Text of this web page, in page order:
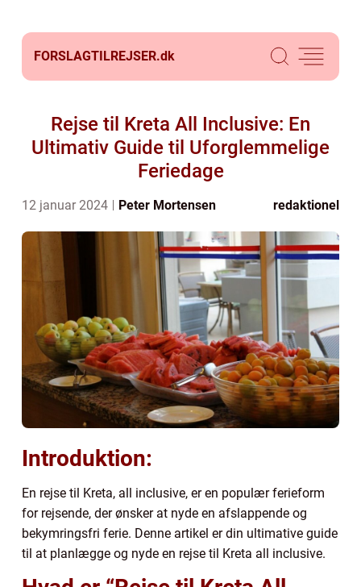
FORSLAGTILREJSER.dk
Rejse til Kreta All Inclusive: En
Ultimativ Guide til Uforglemmelige
Feriedage
12 januar 2024 Peter Mortensen redaktionel
Introduktion:
En rejse til Kreta, all inclusive, er en populær ferieform
for rejsende, der ønsker at nyde en afslappende og
bekymringsfri ferie. Denne artikel er din ultimative guide
til at planlægge og nyde en rejse til Kreta all inclusive.